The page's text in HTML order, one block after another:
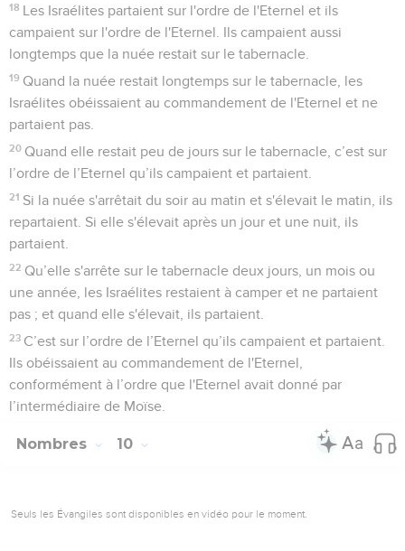
18 Les Israélites partaient sur l'ordre de l'Eternel et ils
campaient sur l'ordre de l'Eternel. Ils campaient aussi
longtemps que la nuée restait sur le tabernacle.
19 Quand la nuée restait longtemps sur le tabernacle, les
Israélites obéissaient au commandement de l'Eternel et ne
partaient pas.
20 Quand elle restait peu de jours sur le tabernacle, c’est sur
l’ordre de l’Eternel qu’ils campaient et partaient.
21 Si la nuée s'arrêtait du soir au matin et s'élevait le matin, ils
repartaient. Si elle s'élevait après un jour et une nuit, ils
partaient.
22 Qu’elle s'arrête sur le tabernacle deux jours, un mois ou
une année, les Israélites restaient à camper et ne partaient
pas ; et quand elle s'élevait, ils partaient.
23 C’est sur l’ordre de l’Eternel qu’ils campaient et partaient.
Ils obéissaient au commandement de l'Eternel,
conformément à l’ordre que l'Eternel avait donné par
l’intermédiaire de Moïse.
Nombres 10
Seuls les Évangiles sont disponibles en vidéo pour le moment.